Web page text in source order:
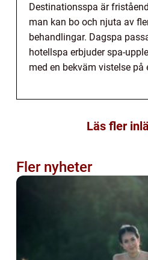
Destinationsspa är
man kan bo och njuta av
behandlingar. Dagspa
hotellspa erbjuder spa-
med en bekväm vistelse på
Läs fler
Fler nyheter